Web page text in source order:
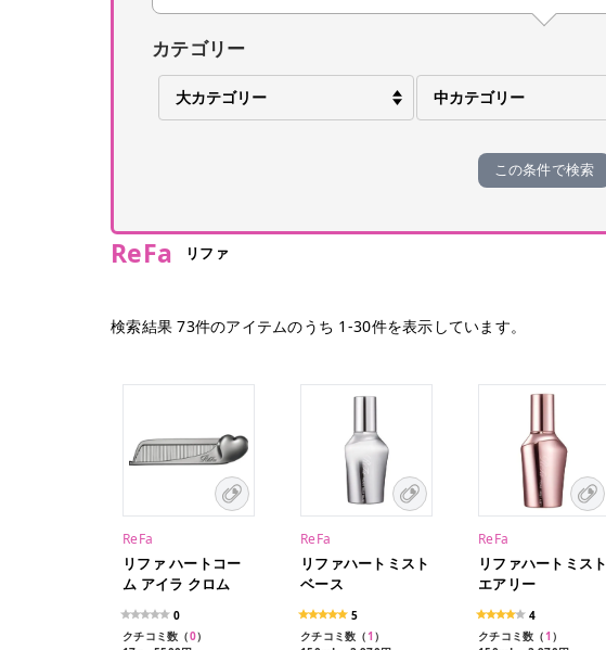
カテゴリー
この条件で検索
ReFa リファ
検索結果73件のアイテムのうち 1 -30件を表示しています。
ReFa
リファ ハートコー
ム アイラ クロム
0
クチコミ数（0）
ReFa
リファハートミスト
ベース
5
クチコミ数（1 ）
ReFa
リファハートミスト
エアリー
4
クチコミ数（1 ）